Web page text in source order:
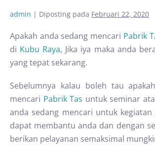
admin | Diposting pada Februari 22, 2020
Apakah anda sedang mencari Pabrik
di Kubu Raya, Jika iya maka anda
yang tepat sekarang.
Sebelumnya kalau boleh tau
mencari Pabrik Tas untuk seminar
anda sedang mencari untuk
dapat membantu anda dan dengan
berikan pelayanan semaksimal